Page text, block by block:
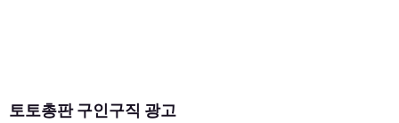
토토총판 구인구직 광고